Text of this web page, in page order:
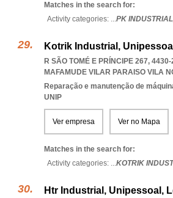
Matches in the search for:
Activity categories: ...PK
Kotrik Industrial,
R SÃO TOMÉ E PRÍNCIPE 267,
MAFAMUDE VILAR PARAISO VILA
Reparação e manutenção de
UNIP
Ver empresa Ver no Mapa
Matches in the search for:
Activity categories: ...KOTRIK
Htr Industrial, Unipessoal,